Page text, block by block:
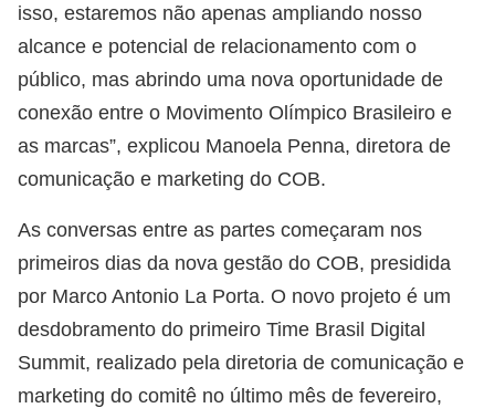
isso, estaremos não apenas ampliando nosso
alcance e potencial de relacionamento com o
público, mas abrindo uma nova oportunidade de
conexão entre o Movimento Olímpico Brasileiro e
as marcas”, explicou Manoela Penna, diretora de
comunicação e marketing do COB.
As conversas entre as partes começaram nos
primeiros dias da nova gestão do COB, presidida
por Marco Antonio La Porta. O novo projeto é um
desdobramento do primeiro Time Brasil Digital
Summit, realizado pela diretoria de comunicação e
marketing do comitê no último mês de fevereiro,